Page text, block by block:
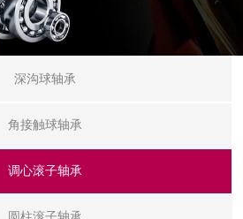
深沟球轴承
角接触球轴承
调心滚子轴承